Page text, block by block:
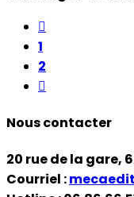

1
2

Nous contacter
20 rue de la gare,
Courriel :